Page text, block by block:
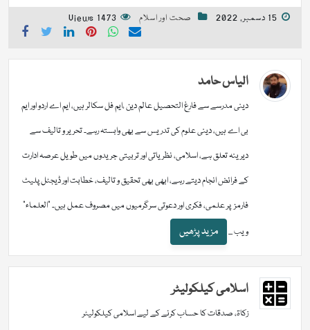
15 دسمبر, 2022 صحت اور اسلام 1473 Views
الیاس حامد
دینی مدرسے سے فارغ التحصیل عالم دین ،ایم فل سکالر ہیں، ایم اے اردو اور ایم
بی اے ہیں، دینی علوم کی تدریس سے بھی وابستہ رہے۔ تحریر و تالیف سے
دیرینہ تعلق ہے، اسلامی، نظریاتی اور تربیتی جریدوں میں طویل عرصہ ادارت
کے فرائض انجام دیتے رہے، ابھی بھی تحقیق و تالیف، خطابت اور ڈیجٹل پلیٹ
فارمز پر علمی، فکری اور دعوتی سرگرمیوں میں مصروف عمل ہیں۔ "العلماء"
ویب ...
مزید پڑھیں
اسلامی کیلکولیٹر
زکاۃ، صدقات کا حساب کرنے کے لیے اسلامی کیلکولیٹر